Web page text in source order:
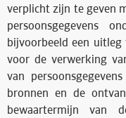
verplicht zijn te geven
persoonsgegevens
bijvoorbeeld een uitleg
voor de verwerking
van
bronnen en de
bewaartermijn van